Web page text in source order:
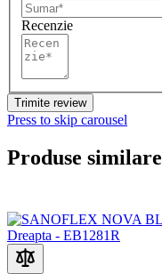
Recenzie
Trimite review
Press to skip carousel
Produse similare